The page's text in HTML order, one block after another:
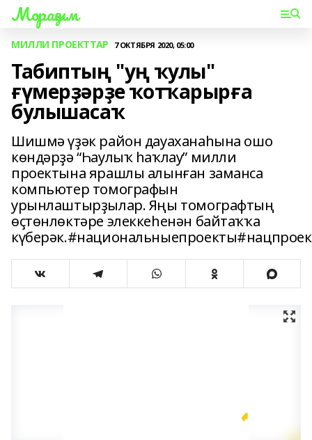
Мораҙым
МИЛЛИ ПРОЕКТТАР 7 ОКТЯБРЯ 2020, 05:00
Табиптың "уң ҡулы"
ғүмерҙәрҙе ҡотҡарырға
булышасаҡ
Шишмә үҙәк район дауаханаһына ошо
көндәрҙә “Һаулыҡ һаҡлау” милли
проектына ярашлы алынған заманса
компьютер томографын
урынлаштырҙылар. Яңы томографтың
өҫтөнлөктәре элеккеһенән байтаҡҡа